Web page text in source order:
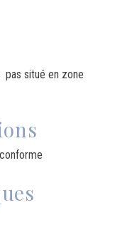
pas situé en zone